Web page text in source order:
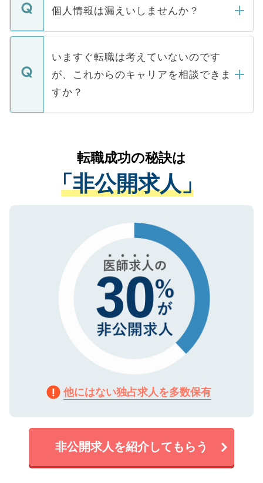
■応募殺到を避けるため 人気のある医療機
関を公にしてしまうと、応募が殺到する場
に、医療機関が求める条件に合った人材の
みを人材紹介会社に依頼するケースが増え
ています。
ん。また、仮に応募先から内定をいただい
定を承諾する必要はありません。内定先へ
の辞退の連絡はキャリアパートナーが行い
個人情報は漏えいしませんか？
個人情報が漏えいすることはありませんの
で、ご安心ください。当サイトからの登録
などで収集したご登録者様の個人情報は、
ご本人のキャリアアップおよび転職活動の
支援を目的に使用いたします。お預かりし
ているすべての個人データはご本人の許可
は、個人情報の取り扱いについての厳密な
管理基準を満たした事業者のみに付与され
る、プライバシーマークを取得済みです。
で、機密保持に関してもご安心ください。
いますぐ転職は考えていないのです
が、これからのキャリアを相談できま
すか？
かがいして、現在の医療機関の状況や紹介
経験をまじえながら、適切なアドバイスを
させていただきます。すぐにご転職をされ
ない方には、長期的なサポートが可能です
ので、まずはご登録ください。
転職成功の秘訣は
「非公開求人」
他にはない独占求人を多数保有
非公開求人を紹介してもらう